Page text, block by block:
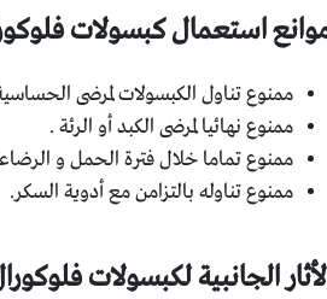
استعمال كبسولات
ممنوع تناول الكبسولات لمرضى
ممنوع نهائيا لمرضى الكبد أو الرئة .
ممنوع تماما خلال فترة الحمل و
ممنوع تناوله بالتزامن مع أدوية السكر.
الجانبية لكبسولات